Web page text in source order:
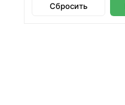
Сбросить